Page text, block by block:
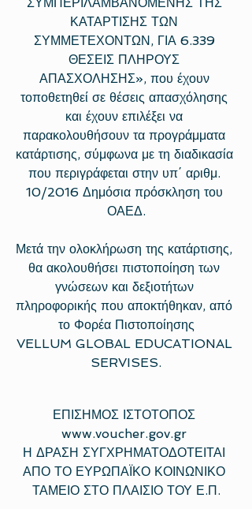
ΚΑΤΑΡΤΙΣΗΣ ΤΩΝ
ΣΥΜΜΕΤΕΧΟΝΤΩΝ, ΓΙΑ 6.339
ΘΕΣΕΙΣ ΠΛΗΡΟΥΣ
ΑΠΑΣΧΟΛΗΣΗΣ», που έχουν
τοποθετηθεί σε θέσεις απασχόλησης
και έχουν επιλέξει να
παρακολουθήσουν τα προγράμματα
κατάρτισης, σύμφωνα με τη διαδικασία
που περιγράφεται στην υπ΄ αριθμ.
10/2016 Δημόσια πρόσκληση του
ΟΑΕΔ.
Μετά την ολοκλήρωση της κατάρτισης,
θα ακολουθήσει πιστοποίηση των
γνώσεων και δεξιοτήτων
πληροφορικής που αποκτήθηκαν, από
το Φορέα Πιστοποίησης
VELLUM GLOBAL EDUCATIONAL
SERVISES.
ΕΠΙΣΗΜΟΣ ΙΣΤΟΤΟΠΟΣ
www.voucher.gov.gr
Η ΔΡΑΣΗ ΣΥΓΧΡΗΜΑΤΟΔΟΤΕΙΤΑΙ
ΑΠΟ ΤΟ ΕΥΡΩΠΑΪΚΟ ΚΟΙΝΩΝΙΚΟ
ΤΑΜΕΙΟ ΣΤΟ ΠΛΑΙΣΙΟ ΤΟΥ Ε.Π.